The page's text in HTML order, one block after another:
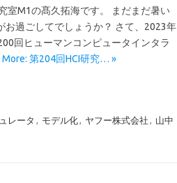
室M1の髙久拓海です。 まだまだ暑い
お過ごしてでしょうか？ さて、2023年
回ヒューマンコンピュータインタラ
More: 第204回HCI研究… »
レータ , モデル化, ヤフー株式会社 , 山中